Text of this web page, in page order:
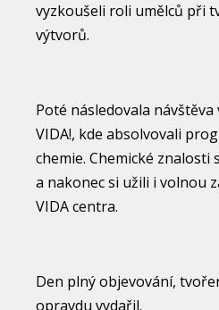
vyzkoušeli roli umělců při
výtvorů.
Poté následovala
VIDA!, kde absolvovali
chemie. Chemické
a nakonec si užili i volnou
VIDA centra.
Den plný objevování,
opravdu vydařil.